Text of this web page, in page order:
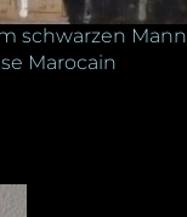
schwarzen Mann
Marocain